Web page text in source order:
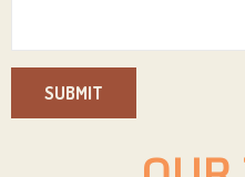
SUBMIT